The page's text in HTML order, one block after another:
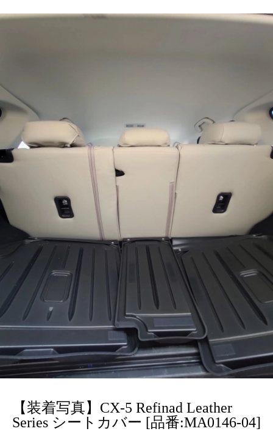
【装着写真】CX-5 Refinad Leather
Series シートカバー [品番:MA0146-04]